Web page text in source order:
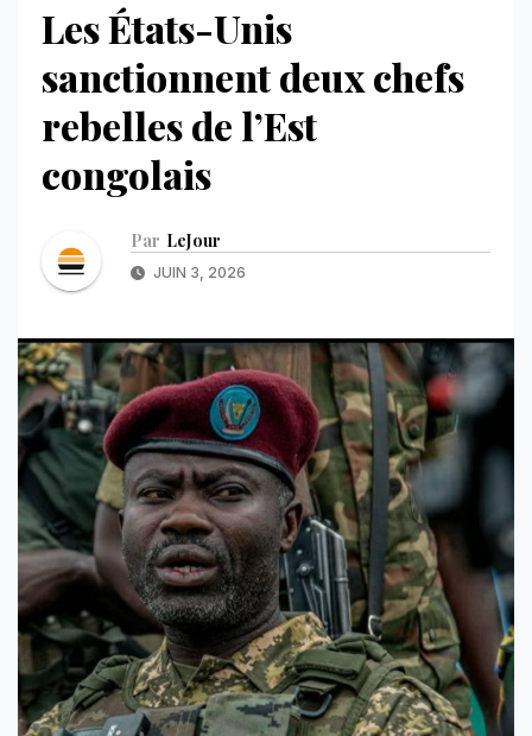
Les États-Unis
sanctionnent deux chefs
rebelles de l’Est
congolais
Par LeJour
JUIN 3, 2026